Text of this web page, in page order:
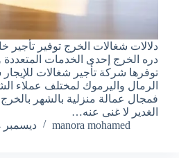
دلالات شغالات الخرج توفير تأجير
دره الخرج إحدى الخدمات المتعددة
توفرها شركة تأجير شغالات
الرمال واليرموك لمختلف عملاء
فمجال عمالة منزلية بالشهر
الغدير لا غنى عنه…
manora mohamed
ديسمبر 4, 2025